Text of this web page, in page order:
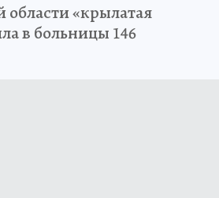
области «крылатая
в больницы 146